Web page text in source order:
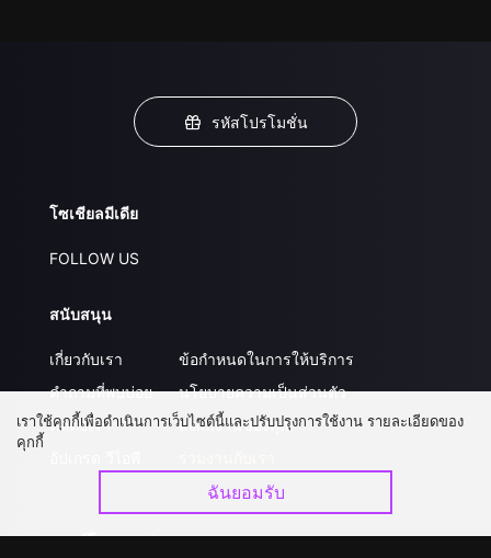
รหัสโปรโมชั่น
โซเชียลมีเดีย
FOLLOW US
สนับสนุน
เกี่ยวกับเรา
คำถามที่พบบ่อย
ติดต่อเรา
ข้อกำหนดในการให้บริการ
นโยบายความเป็นส่วนตัว
ส่งผลงานของคุณ
ดาวน์โหลดแอป
เราใช้คุกกี้เพื่อดำเนินการเว็บไซต์นี้และปรับปรุงการใช้งาน รายละเอียดของ
คุกกี้
ฉันยอมรับ